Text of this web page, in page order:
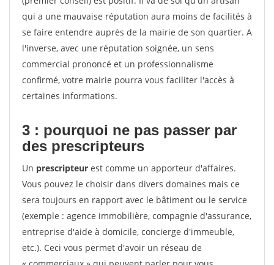
qui a une mauvaise réputation aura moins de facilités à
se faire entendre auprès de la mairie de son quartier. A
l'inverse, avec une réputation soignée, un sens
commercial prononcé et un professionnalisme
confirmé, votre mairie pourra vous faciliter l'accès à
certaines informations.
3 : pourquoi ne pas passer par
des prescripteurs
Un prescripteur est comme un apporteur d'affaires.
Vous pouvez le choisir dans divers domaines mais ce
sera toujours en rapport avec le bâtiment ou le service
(exemple : agence immobilière, compagnie d'assurance,
entreprise d'aide à domicile, concierge d'immeuble,
etc.). Ceci vous permet d'avoir un réseau de